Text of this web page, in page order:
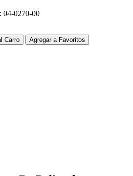
04-0270-00
Carro
Agregar a Favoritos